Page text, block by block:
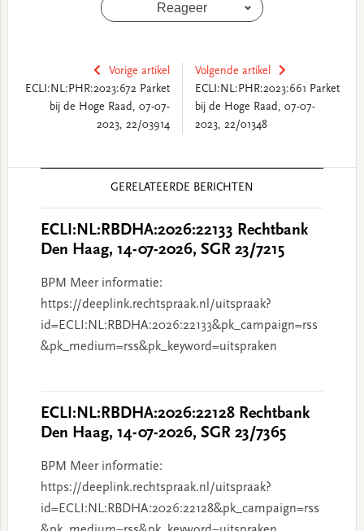
Reageer
Vorige artikel
ECLI:NL:PHR:2023:672 Parket
bij de Hoge Raad, 07-07-
2023, 22/03914
Volgende artikel
ECLI:NL:PHR:2023:661 Parket
bij de Hoge Raad, 07-07-
2023, 22/01348
GERELATEERDE BERICHTEN
ECLI:NL:RBDHA:2026:22133 Rechtbank
Den Haag, 14-07-2026, SGR 23/7215
BPM Meer informatie:
https://deeplink.rechtspraak.nl/uitspraak?
id=ECLI:NL:RBDHA:2026:22133&pk_campaign=rss
&pk_medium=rss&pk_keyword=uitspraken
ECLI:NL:RBDHA:2026:22128 Rechtbank
Den Haag, 14-07-2026, SGR 23/7365
BPM Meer informatie:
https://deeplink.rechtspraak.nl/uitspraak?
id=ECLI:NL:RBDHA:2026:22128&pk_campaign=rss